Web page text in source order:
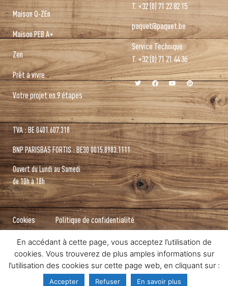
Maison Q-ZEn
Maison PEB A+
Zen
Prêt à vivre
Votre projet en 9 étapes
T. +32 (0) 71 22 82 15
paquet@paquet.be
Service Technique
T. +32 (0) 71 21 44 36
TVA : BE 0401.607.318
BNP PARISBAS FORTIS : BE30 0015.8983.1111
Ouvert du Lundi au Samedi
de 10h à 18h
Cookies Politique de confidentialité
Designed & Powered byArpeggio Communication
En accédant à cette page, vous acceptez l’utilisation de
cookies. Vous trouverez de plus amples informations sur
l’utilisation des cookies sur cette page web, en cliquant sur :
Accepter Refuser En savoir plus